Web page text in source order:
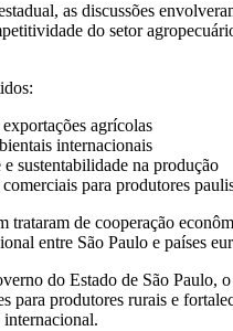
as discussões
do setor
agrícolas
internacionais
e sustentabilidade na produção
para produtores
trataram de cooperação
entre São Paulo e países
do Estado de São Paulo,
para produtores rurais e